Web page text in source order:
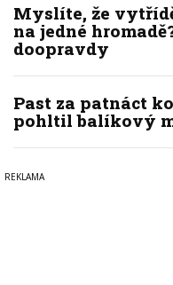
Myslíte, že
na jedné
doopravdy
Past za patnáct
pohltil balíkový